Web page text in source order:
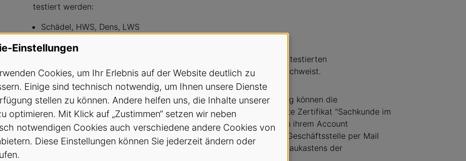
testiert werden:
Schädel, HWS, Dens, LWS
Von den 20 im Ausbildungskurs instruierten Einstellungen für die testierten
Röntgenaufnahmen mindestens 10 verschiedene Einstellungen nachweist.
Ausweis und Anrechnung Nach dem Bestehen der Abschlussprüfung können die
Teilnehmerinnen das vom SVA ausgestellte und vom BAG anerkannte Zertifikat "Sachkunde im
Strahlenschutz für erweiterte konventionelle Aufnahmetechniken" in ihrem Account
herunterladen. Alternativ kann das Zertifikat als Dokument auf der Geschäftsstelle per Mail
eka@sva.ch ) angefordert werden. Das Seminar ist Teil des Modulbaukastens der
Einstellungen
Cookies, um Ihr Erlebnis auf der Website deutlich zu
Einige sind technisch notwendig, um Ihnen unsere Dienste
stellen zu können. Andere helfen uns, die Inhalte unserer
optimieren. Mit Klick auf „Zustimmen“ setzen wir neben
notwendigen Cookies auch verschiedene andere Cookies von
Diese Einstellungen können Sie jederzeit ändern oder